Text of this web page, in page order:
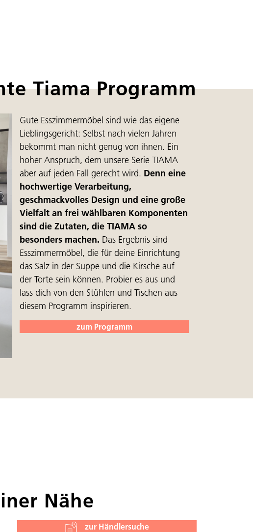
Tiama Programm
Gute Esszimmermöbel sind wie das eigene
Lieblingsgericht: Selbst nach vielen Jahren
bekommt man nicht genug von ihnen. Ein
hoher Anspruch, dem unsere Serie TIAMA
aber auf jeden Fall gerecht wird. Denn eine
hochwertige Verarbeitung,
geschmackvolles Design und eine große
Vielfalt an frei wählbaren Komponenten
sind die Zutaten, die TIAMA so
besonders machen. Das Ergebnis sind
Esszimmermöbel, die für deine Einrichtung
das Salz in der Suppe und die Kirsche auf
der Torte sein können. Probier es aus und
lass dich von den Stühlen und Tischen aus
diesem Programm inspirieren.
zum Programm
Nähe
zur Händlersuche